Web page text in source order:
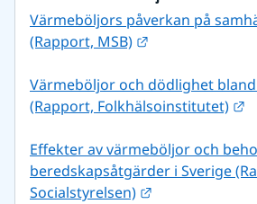
Värmeböljors påverkan på
(Rapport, MSB)
Värmeböljor och dödlighet
(Rapport, Folkhälsoinstitutet)
Effekter av värmeböljor och
beredskapsåtgärder i Sverige
Socialstyrelsen)